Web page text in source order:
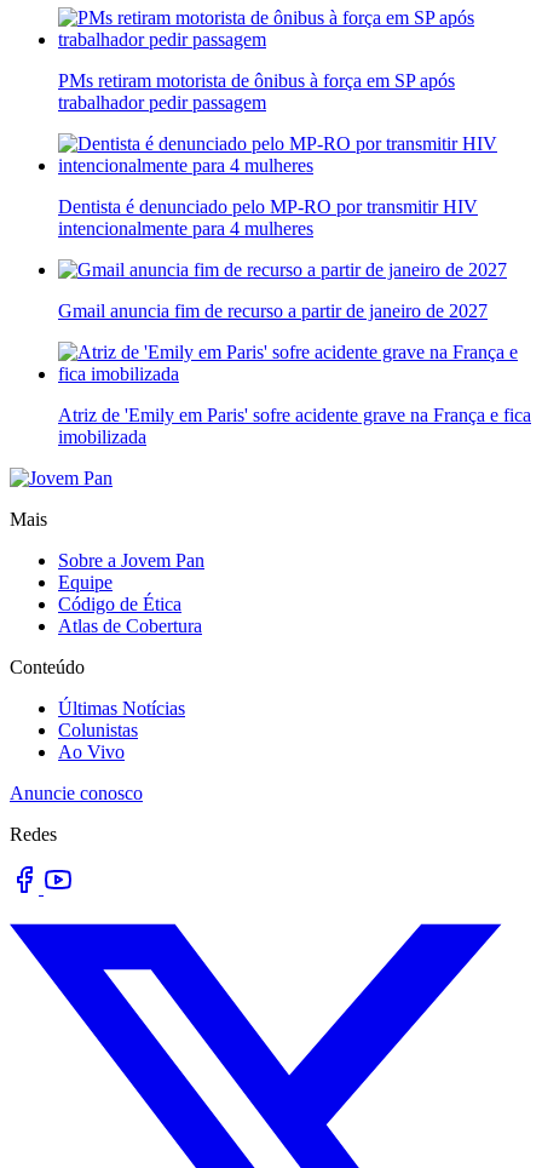
PMs retiram motorista de ônibus à força em SP após
trabalhador pedir passagem
Dentista é denunciado pelo MP-RO por transmitir HIV
intencionalmente para 4 mulheres
Gmail anuncia fim de recurso a partir de janeiro de 2027
Atriz de 'Emily em Paris' sofre acidente grave na França e fica
imobilizada
Mais
Sobre a Jovem Pan
Equipe
Código de Ética
Atlas de Cobertura
Conteúdo
Últimas Notícias
Colunistas
Ao Vivo
Anuncie conosco
Redes